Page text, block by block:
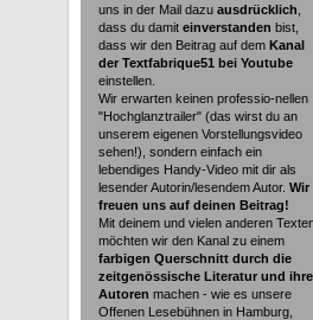
uns in der Mail dazu ausdrücklich
dass du damit einverstanden bist,
dass wir den Beitrag auf dem Kanal
der Textfabrique51 bei Youtube
einstellen.
Wir erwarten keinen professio-nellen
"Hochglanztrailer" (das wirst du an
unserem eigenen Vorstellungsvideo
sehen!), sondern einfach ein
lebendiges Handy-Video mit dir als
lesender Autorin/lesendem Autor. Wir
freuen uns auf deinen Beitrag!
Mit deinem und vielen anderen
möchten wir den Kanal zu einem
farbigen Querschnitt durch die
zeitgenössische Literatur und ihre
Autoren machen - wie es unsere
Offenen Lesebühnen in Hamburg,